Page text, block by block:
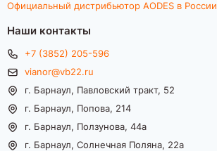
Официальный дистрибьютор AODES в России
Наши контакты
+7 (3852) 205-596
vianor@vb22.ru
г. Барнаул, Павловский тракт, 52
г. Барнаул, Попова, 214
г. Барнаул, Ползунова, 44а
г. Барнаул, Солнечная Поляна, 22а